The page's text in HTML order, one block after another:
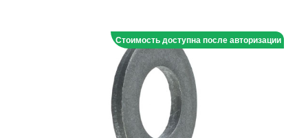
Стоимость доступна после авторизации